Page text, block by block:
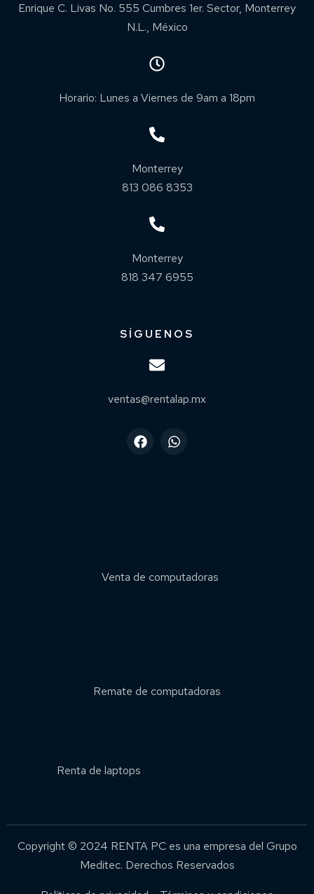
Enrique C. Livas No. 555 Cumbres 1er. Sector, Monterrey
N.L., México
Horario: Lunes a Viernes de 9am a 18pm
Monterrey
813 086 8353
Monterrey
818 347 6955
SÍGUENOS
ventas@rentalap.mx
Venta de computadoras
Remate de computadoras
Renta de laptops
Copyright © 2024 RENTA PC es una empresa del Grupo
Meditec. Derechos Reservados